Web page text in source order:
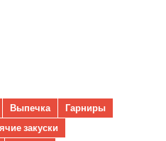
Выпечка
Гарниры
закуски